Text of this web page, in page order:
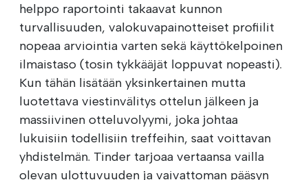
helppo raportointi takaavat kunnon
turvallisuuden, valokuvapainotteiset profiilit
nopeaa arviointia varten sekä käyttökelpoinen
ilmaistaso (tosin tykkääjät loppuvat nopeasti).
Kun tähän lisätään yksinkertainen mutta
luotettava viestinvälitys ottelun jälkeen ja
massiivinen otteluvolyymi, joka johtaa
lukuisiin todellisiin treffeihin, saat voittavan
yhdistelmän. Tinder tarjoaa vertaansa vailla
olevan ulottuvuuden ja vaivattoman pääsyn